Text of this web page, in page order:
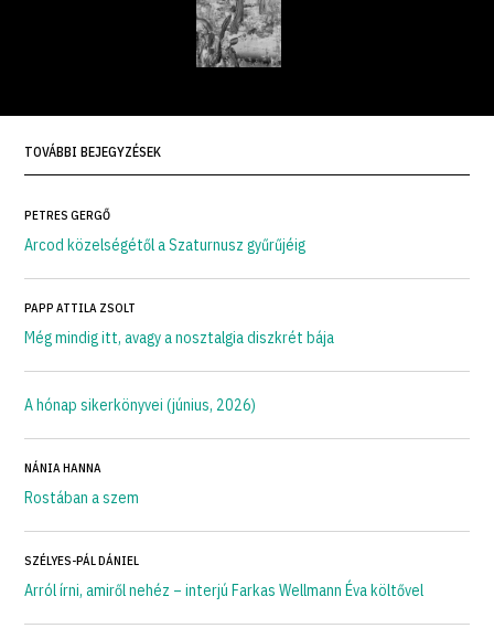
TOVÁBBI BEJEGYZÉSEK
PETRES GERGŐ
Arcod közelségétől a Szaturnusz gyűrűjéig
PAPP ATTILA ZSOLT
Még mindig itt, avagy a nosztalgia diszkrét bája
A hónap sikerkönyvei (június, 2026)
NÁNIA HANNA
Rostában a szem
SZÉLYES-PÁL DÁNIEL
Arról írni, amiről nehéz – interjú Farkas Wellmann Éva költővel